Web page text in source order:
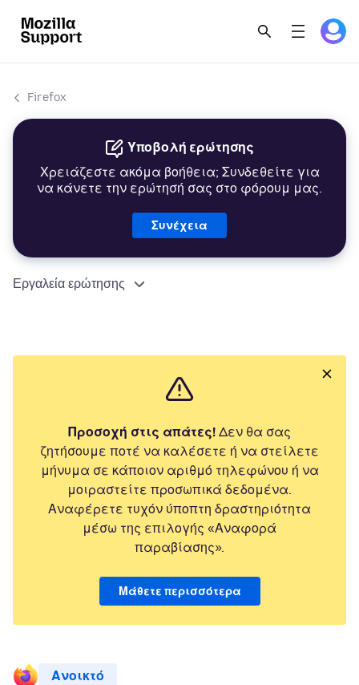
Firefox
Υποβολή ερώτησης
Χρειάζεστε ακόμα βοήθεια; Συνδεθείτε για
να κάνετε την ερώτησή σας στο φόρουμ μας.
Συνέχεια
Εργαλεία ερώτησης
Προσοχή στις απάτες! Δεν θα σας
ζητήσουμε ποτέ να καλέσετε ή να στείλετε
μήνυμα σε κάποιον αριθμό τηλεφώνου ή να
μοιραστείτε προσωπικά δεδομένα.
Αναφέρετε τυχόν ύποπτη δραστηριότητα
μέσω της επιλογής «Αναφορά
παραβίασης».
Μάθετε περισσότερα
Ανοικτό